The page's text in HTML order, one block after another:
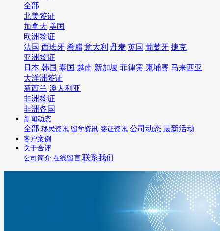
全部
北美签证
加拿大 美国
欧洲签证
法国 西班牙 希腊 意大利 丹麦 英国 葡萄牙 捷克
亚洲签证
日本 韩国 泰国 越南 新加坡 菲律宾 柬埔寨 马来西亚
大洋洲签证
新西兰 澳大利亚
非洲签证
非洲各国
新闻动态
全部 移民资讯 留学资讯 签证资讯 公司动态 最新活动
客户案例
关于合评
公司简介 在线留言 联系我们